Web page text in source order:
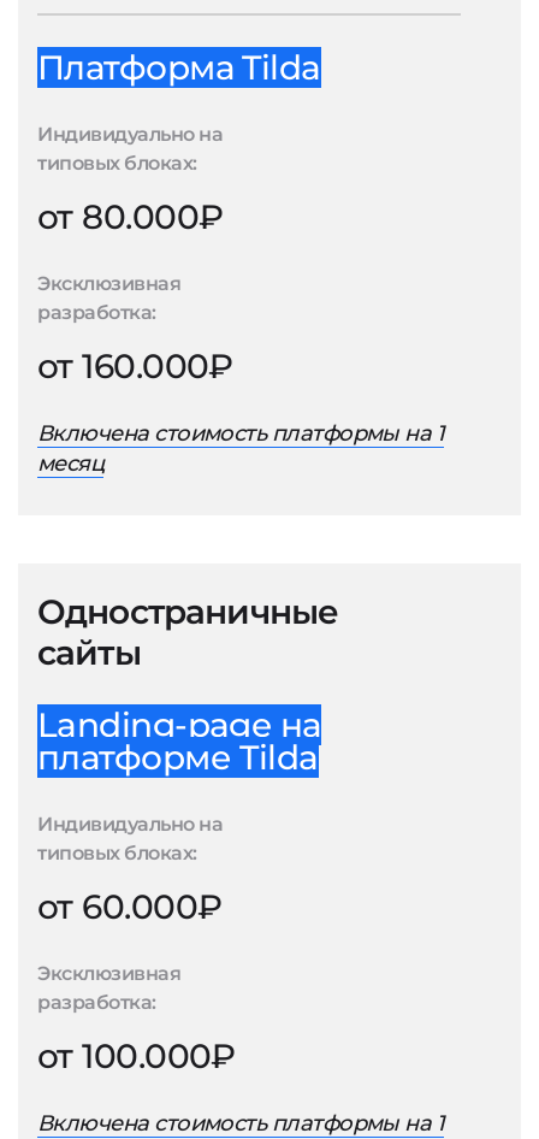
Платформа Tilda
Индивидуально на
типовых блоках:
от 80.000₽
Эксклюзивная
разработка:
от 160.000₽
Включена стоимость платформы на 1
месяц
Одностраничные
сайты
Landing-page на
платформе Tilda
Индивидуально на
типовых блоках:
от 60.000₽
Эксклюзивная
разработка:
от 100.000₽
Включена стоимость платформы на 1